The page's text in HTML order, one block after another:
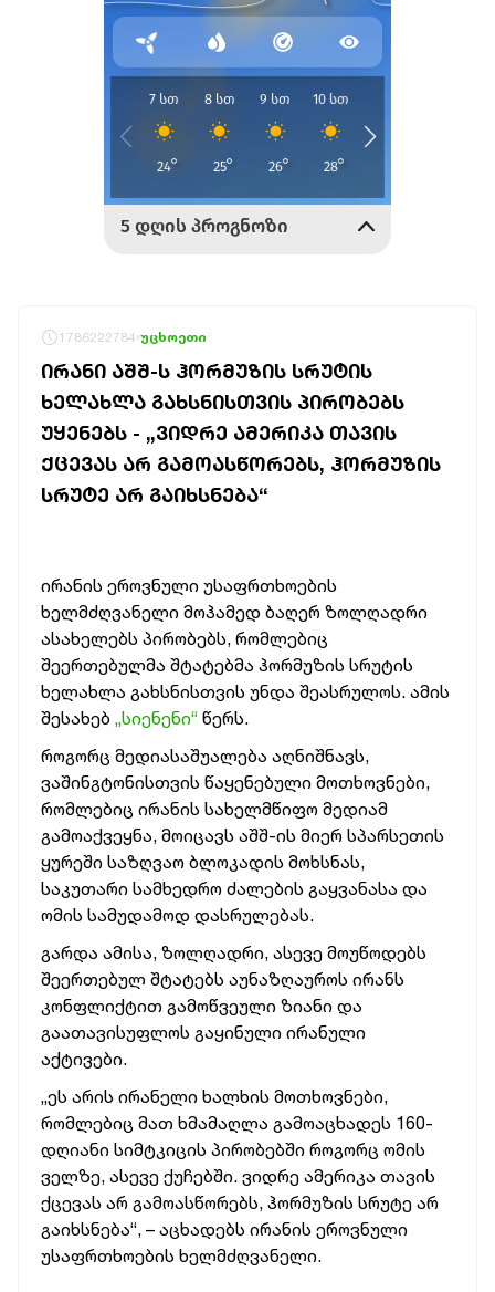
1786222784 უცხოეთი
ᲘᲠᲐᲜᲘ ᲐᲨᲨ-Ს ᲰᲝᲠᲛᲣᲖᲘᲡ ᲡᲠᲣᲢᲘᲡ
ᲮᲔᲚᲐᲮᲚᲐ ᲒᲐᲮᲡᲜᲘᲡᲗᲕᲘᲡ ᲞᲘᲠᲝᲑᲔᲑᲡ
ᲣᲧᲔᲜᲔᲑᲡ - „ᲕᲘᲓᲠᲔ ᲐᲛᲔᲠᲘᲙᲐ ᲗᲐᲕᲘᲡ
ᲥᲪᲔᲕᲐᲡ ᲐᲠ ᲒᲐᲛᲝᲐᲡᲬᲝᲠᲔᲑᲡ, ᲰᲝᲠᲛᲣᲖᲘᲡ
ᲡᲠᲣᲢᲔ ᲐᲠ ᲒᲐᲘᲮᲡᲜᲔᲑᲐ“
ირანის ეროვნული უსაფრთხოების
ხელმძღვანელი მოჰამედ ბაღერ ზოლღადრი
ასახელებს პირობებს, რომლებიც
შეერთებულმა შტატებმა ჰორმუზის სრუტის
ხელახლა გახსნისთვის უნდა შეასრულოს. ამის
შესახებ „სიენენი“ წერს.
როგორც მედიასაშუალება აღნიშნავს,
ვაშინგტონისთვის წაყენებული მოთხოვნები,
რომლებიც ირანის სახელმწიფო მედიამ
გამოაქვეყნა, მოიცავს აშშ-ის მიერ სპარსეთის
ყურეში საზღვაო ბლოკადის მოხსნას,
საკუთარი სამხედრო ძალების გაყვანასა და
ომის სამუდამოდ დასრულებას.
გარდა ამისა, ზოლღადრი, ასევე მოუწოდებს
შეერთებულ შტატებს აუნაზღაუროს ირანს
კონფლიქტით გამოწვეული ზიანი და
გაათავისუფლოს გაყინული ირანული
აქტივები.
„ეს არის ირანელი ხალხის მოთხოვნები,
რომლებიც მათ ხმამაღლა გამოაცხადეს 160-
დღიანი სიმტკიცის პირობებში როგორც ომის
ველზე, ასევე ქუჩებში. ვიდრე ამერიკა თავის
ქცევას არ გამოასწორებს, ჰორმუზის სრუტე არ
გაიხსნება“, – აცხადებს ირანის ეროვნული
უსაფრთხოების ხელმძღვანელი.